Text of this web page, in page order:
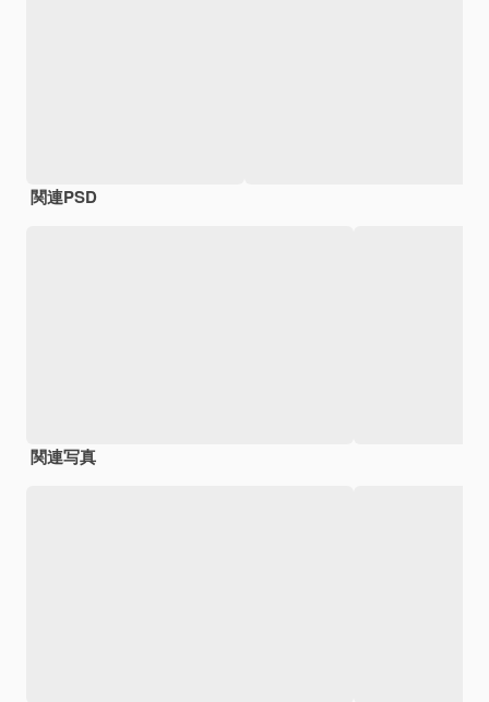
関連PSD
関連写真